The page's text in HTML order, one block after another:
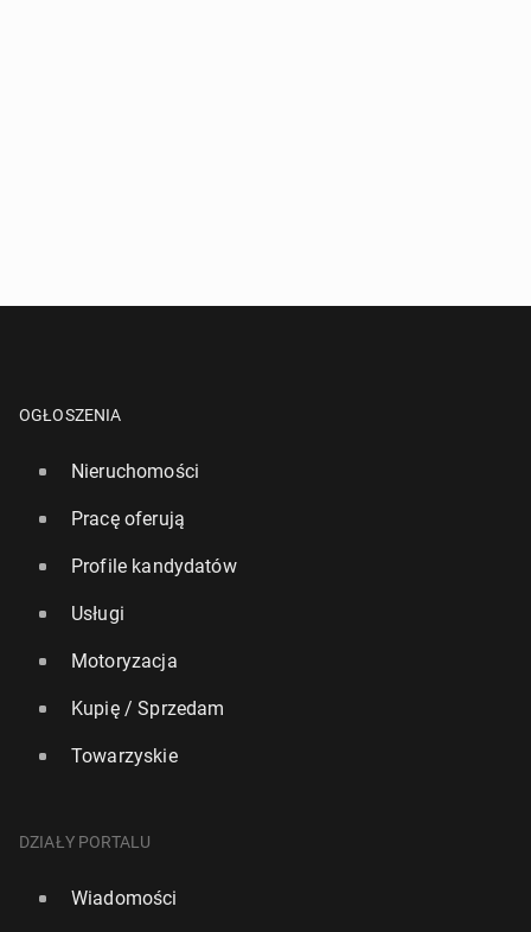
OGŁOSZENIA
Nieruchomości
Pracę oferują
Profile kandydatów
Usługi
Motoryzacja
Kupię / Sprzedam
Towarzyskie
DZIAŁY PORTALU
Wiadomości